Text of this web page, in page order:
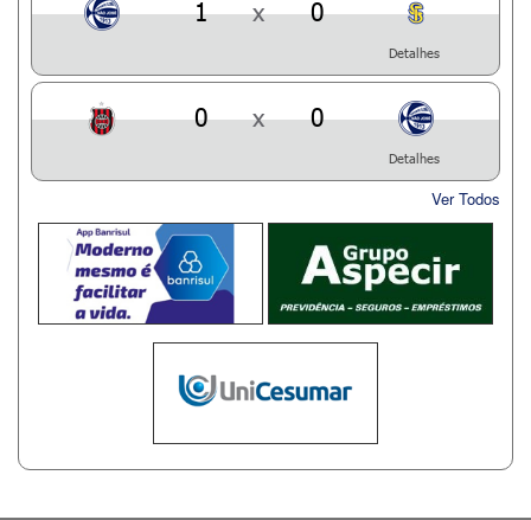
1 x 0
Detalhes
0 x 0
Detalhes
Ver Todos